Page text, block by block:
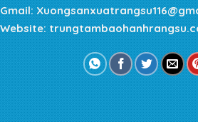
Gmail:
Website: